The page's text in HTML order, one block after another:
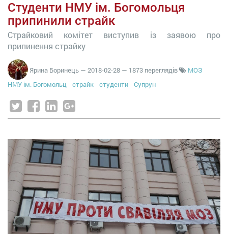
Студенти НМУ ім. Богомольця
припинили страйк
Страйковий комітет виступив із заявою про
припинення страйку
Ярина Боринець — 2018-02-28 — 1873 переглядів
МОЗ
НМУ ім. Богомольц
страйк студенти Супрун